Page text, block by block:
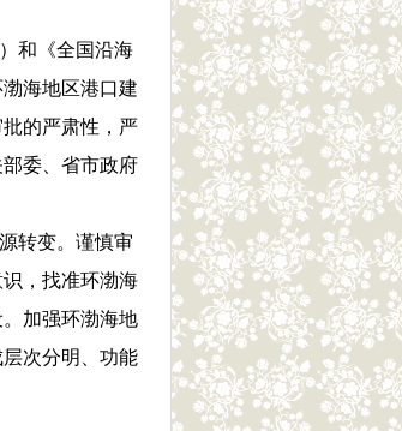
和《全国沿海
海地区港口建
的严肃性，严
委、省市政府
转变。谨慎审
，找准环渤海
加强环渤海地
次分明、功能